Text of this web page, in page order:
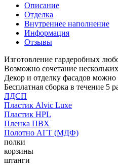
Описание
Отделка
Внутреннее наполнение
Информация
Отзывы
Изготовление гардеробных
Возможно сочетание
Декор и отделку фасадов
Бесплатная сборка в течение 5
ЛДСП
Пластик Alvic Luxe
Пластик HPL
Пленка ПВХ
Полотно АГТ (МДФ)
полки
корзины
штанги